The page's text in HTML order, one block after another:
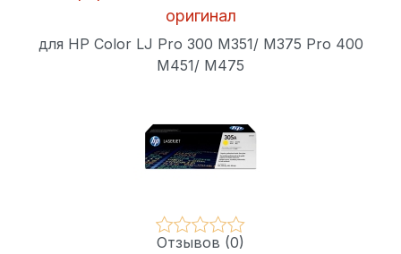
оригинал
для HP Color LJ Pro 300 M351/ M375 Pro 400
M451/ M475
Отзывов (0)